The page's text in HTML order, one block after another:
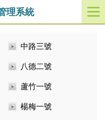
理系統
開
啟
中路三號
八德二號
蘆竹一號
楊梅一號